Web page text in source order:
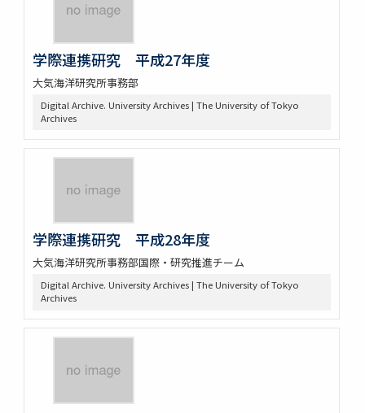
学際連携研究 平成27年度
大気海洋研究所事務部
Digital Archive. University Archives | The University of Tokyo
Archives
学際連携研究 平成28年度
大気海洋研究所事務部国際・研究推進チーム
Digital Archive. University Archives | The University of Tokyo
Archives